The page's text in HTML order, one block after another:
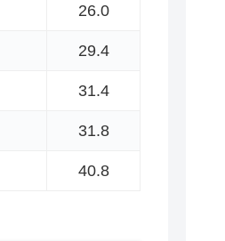
26.0
29.4
31.4
31.8
40.8